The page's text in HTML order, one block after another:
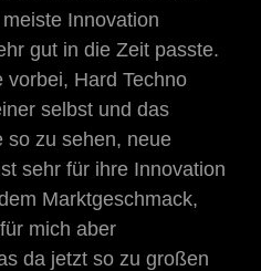
Innovation
gut in die Zeit passte.
vorbei, Hard Techno
selbst und das
so zu sehen, neue
sehr für ihre Innovation
Marktgeschmack,
mich aber
da jetzt so zu großen